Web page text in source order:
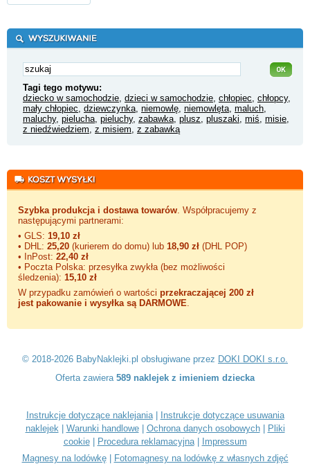
Tagi tego motywu:
dziecko w samochodzie dzieci w samochodzie chłopiec chłopcy,
mały chłopiec dziewczynka niemowlę niemowlęta maluch
maluchy, pielucha pieluchy, zabawka plusz pluszaki miś misie
z niedźwiedziem z misiem z zabawką
Szybka produkcja i dostawa towarów . Współpracujemy z
następującymi partnerami:
• GLS: 19,10 zł
• DHL: 25,20 (kurierem do domu) lub 18,90 zł (DHL POP)
• InPost: 22,40 zł
• Poczta Polska: przesyłka zwykła (bez możliwości
śledzenia): 15,10 zł
W przypadku zamówień o wartości przekraczającej 200 zł
jest pakowanie i wysyłka są DARMOWE
© 2018-2026 BabyNaklejki.pl obsługiwane przez DOKI DOKI s.r.o.
Oferta zawiera 589 naklejek z imieniem dziecka
Instrukcje dotyczące naklejania|
Instrukcje dotyczące usuwania
naklejek| Warunki handlowe| Ochrona danych osobowych|
Pliki
cookie| Procedura reklamacyjna|
Impressum
Magnesy na lodówkę| Fotomagnesy na lodówkę z własnych zdjęć